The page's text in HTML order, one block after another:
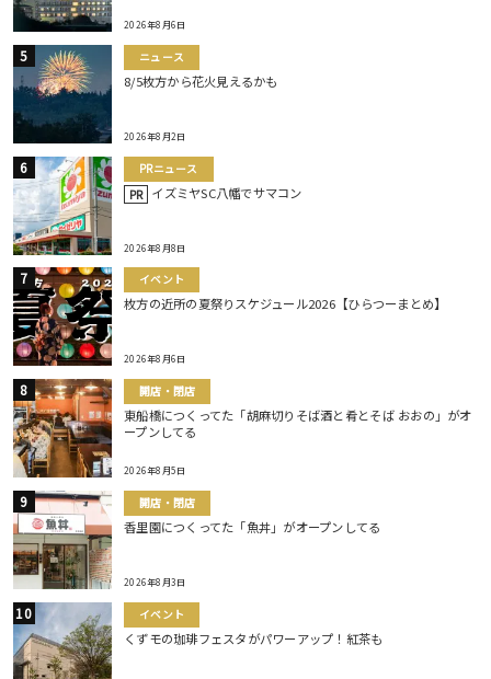
2026年8月6日
ニュース
8/5枚方から花火見えるかも
2026年8月2日
PRニュース
PR イズミヤSC八幡でサマコン
2026年8月8日
イベント
枚方の近所の夏祭りスケジュール2026【ひらつーまとめ】
2026年8月6日
開店・閉店
東船橋につくってた「胡麻切りそば酒と肴とそば おおの」がオ
ープンしてる
2026年8月5日
開店・閉店
香里園につくってた「魚丼」がオープンしてる
2026年8月3日
イベント
くずモの珈琲フェスタがパワーアップ！紅茶も